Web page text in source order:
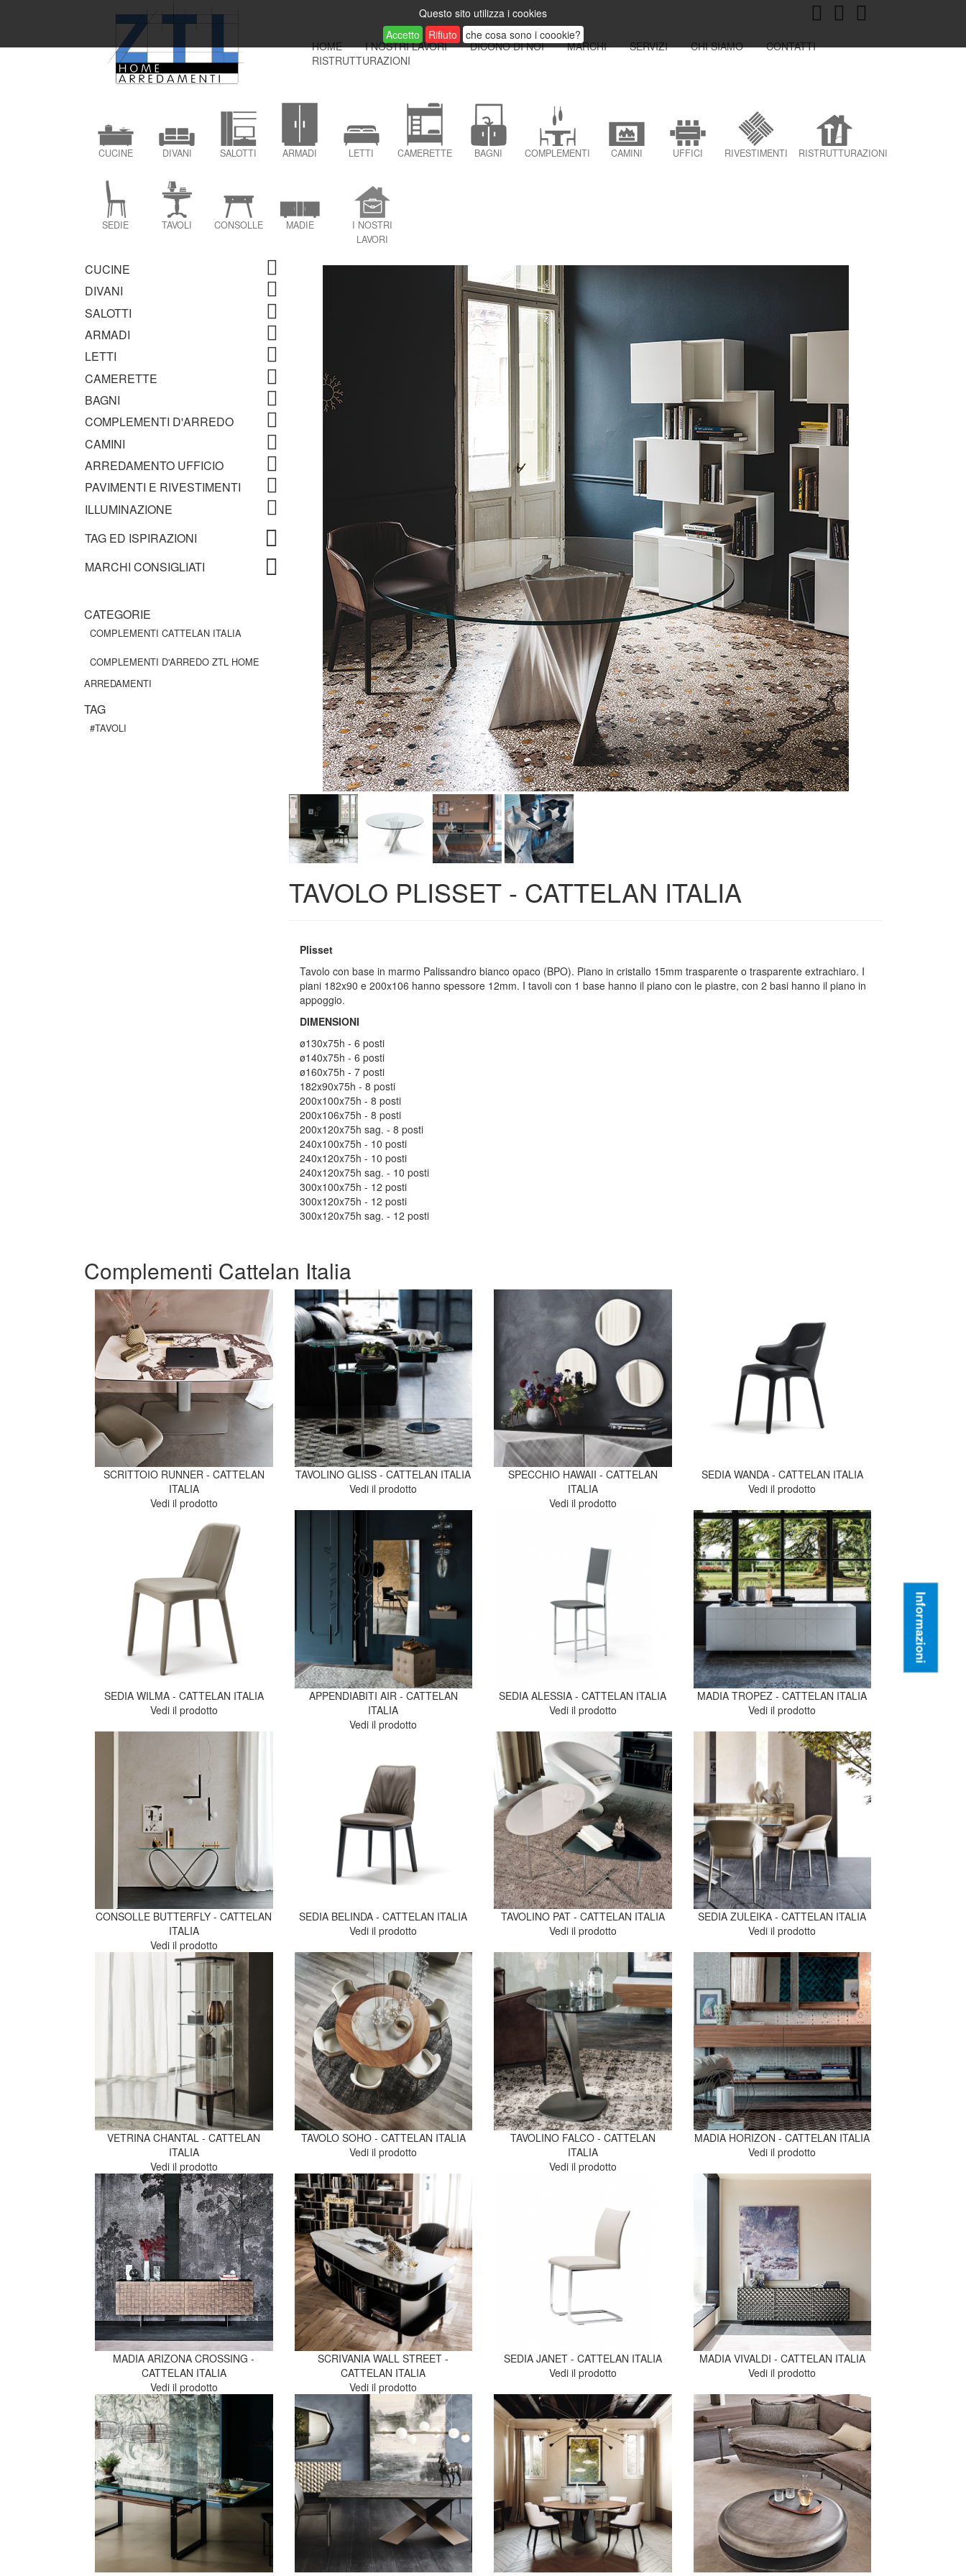
Questo sito utilizza i cookies
Accetto
Rifiuto che cosa sono i coookie?
Informazioni
HOME I NOSTRI LAVORI DICONO DI NOI MARCHI SERVIZI CHI SIAMO
CONTATTI
RISTRUTTURAZIONI
CUCINE DIVANI SALOTTI ARMADI LETTI CAMERETTE BAGNI COMPLEMENTI CAMINI UFFICI RIVESTIMENTI RISTRUTTURAZIONI
SEDIE TAVOLI CONSOLLE MADIE
I NOSTRI
LAVORI
CUCINE
DIVANI
SALOTTI
ARMADI
LETTI
CAMERETTE
BAGNI
COMPLEMENTI D'ARREDO
CAMINI
ARREDAMENTO UFFICIO
PAVIMENTI E RIVESTIMENTI
ILLUMINAZIONE
TAG ED ISPIRAZIONI
MARCHI CONSIGLIATI
CATEGORIE
COMPLEMENTI CATTELAN ITALIA
COMPLEMENTI D'ARREDO ZTL HOME
ARREDAMENTI
TAG
#TAVOLI
TAVOLO PLISSET - CATTELAN ITALIA
Plisset
Tavolo con base in marmo Palissandro bianco opaco (BPO). Piano in cristallo 15mm trasparente o trasparente extrachiaro. I
piani 182x90 e 200x106 hanno spessore 12mm. I tavoli con 1 base hanno il piano con le piastre, con 2 basi hanno il piano in
appoggio.
DIMENSIONI
ø130x75h - 6 posti
ø140x75h - 6 posti
ø160x75h - 7 posti
182x90x75h - 8 posti
200x100x75h - 8 posti
200x106x75h - 8 posti
200x120x75h sag. - 8 posti
240x100x75h - 10 posti
240x120x75h - 10 posti
240x120x75h sag. - 10 posti
300x100x75h - 12 posti
300x120x75h - 12 posti
300x120x75h sag. - 12 posti
Complementi Cattelan Italia
SCRITTOIO RUNNER - CATTELAN
ITALIA
Vedi il prodotto
TAVOLINO GLISS - CATTELAN ITALIA
Vedi il prodotto
SPECCHIO HAWAII - CATTELAN
ITALIA
Vedi il prodotto
SEDIA WANDA - CATTELAN ITALIA
Vedi il prodotto
SEDIA WILMA - CATTELAN ITALIA
Vedi il prodotto
APPENDIABITI AIR - CATTELAN
ITALIA
Vedi il prodotto
SEDIA ALESSIA - CATTELAN ITALIA
Vedi il prodotto
MADIA TROPEZ - CATTELAN ITALIA
Vedi il prodotto
CONSOLLE BUTTERFLY - CATTELAN
ITALIA
Vedi il prodotto
SEDIA BELINDA - CATTELAN ITALIA
Vedi il prodotto
TAVOLINO PAT - CATTELAN ITALIA
Vedi il prodotto
SEDIA ZULEIKA - CATTELAN ITALIA
Vedi il prodotto
VETRINA CHANTAL - CATTELAN
ITALIA
Vedi il prodotto
TAVOLO SOHO - CATTELAN ITALIA
Vedi il prodotto
TAVOLINO FALCO - CATTELAN
ITALIA
Vedi il prodotto
MADIA HORIZON - CATTELAN ITALIA
Vedi il prodotto
MADIA ARIZONA CROSSING -
CATTELAN ITALIA
Vedi il prodotto
SCRIVANIA WALL STREET -
CATTELAN ITALIA
Vedi il prodotto
SEDIA JANET - CATTELAN ITALIA
Vedi il prodotto
MADIA VIVALDI - CATTELAN ITALIA
Vedi il prodotto